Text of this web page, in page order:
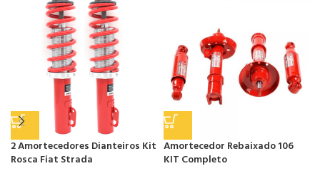
2 Amortecedores Dianteiros Kit
Rosca Fiat Strada
Amortecedor Rebaixado 106
KIT Completo